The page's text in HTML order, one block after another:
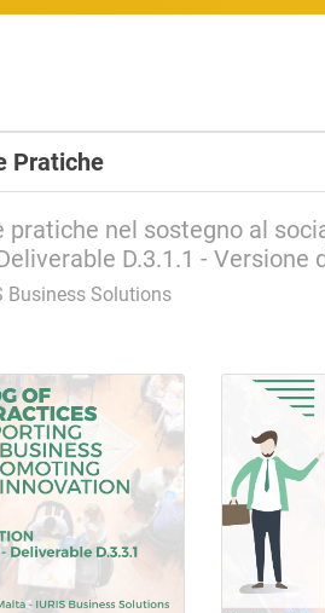
Pratiche
pratiche nel sostegno al
D.3.1.1 - Versione
Business Solutions